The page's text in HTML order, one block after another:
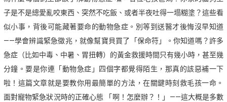
子是不是總愛亂咬東西、突然不吃飯、或者半夜吐得一塌糊塗？這些看
似小事，背後可能藏著要命的動物急症。別等到送醫才後悔沒早知道
——學會辨識緊急徵兆，就像幫寶貝買了「保命符」。你知道嗎？許多
急症（比如中毒、中暑、胃扭轉）的黃金救援時間只有幾小時，甚至幾
分鐘。要是你連「動物急症」四個字都覺得陌生，那真的該惡補一下
啦！這篇文章就是要教你用最簡單的方法，在關鍵時刻救毛孩一命。
面對寵物緊急狀況時的正確心態 「啊！怎麼辦？！」——這大概是多數